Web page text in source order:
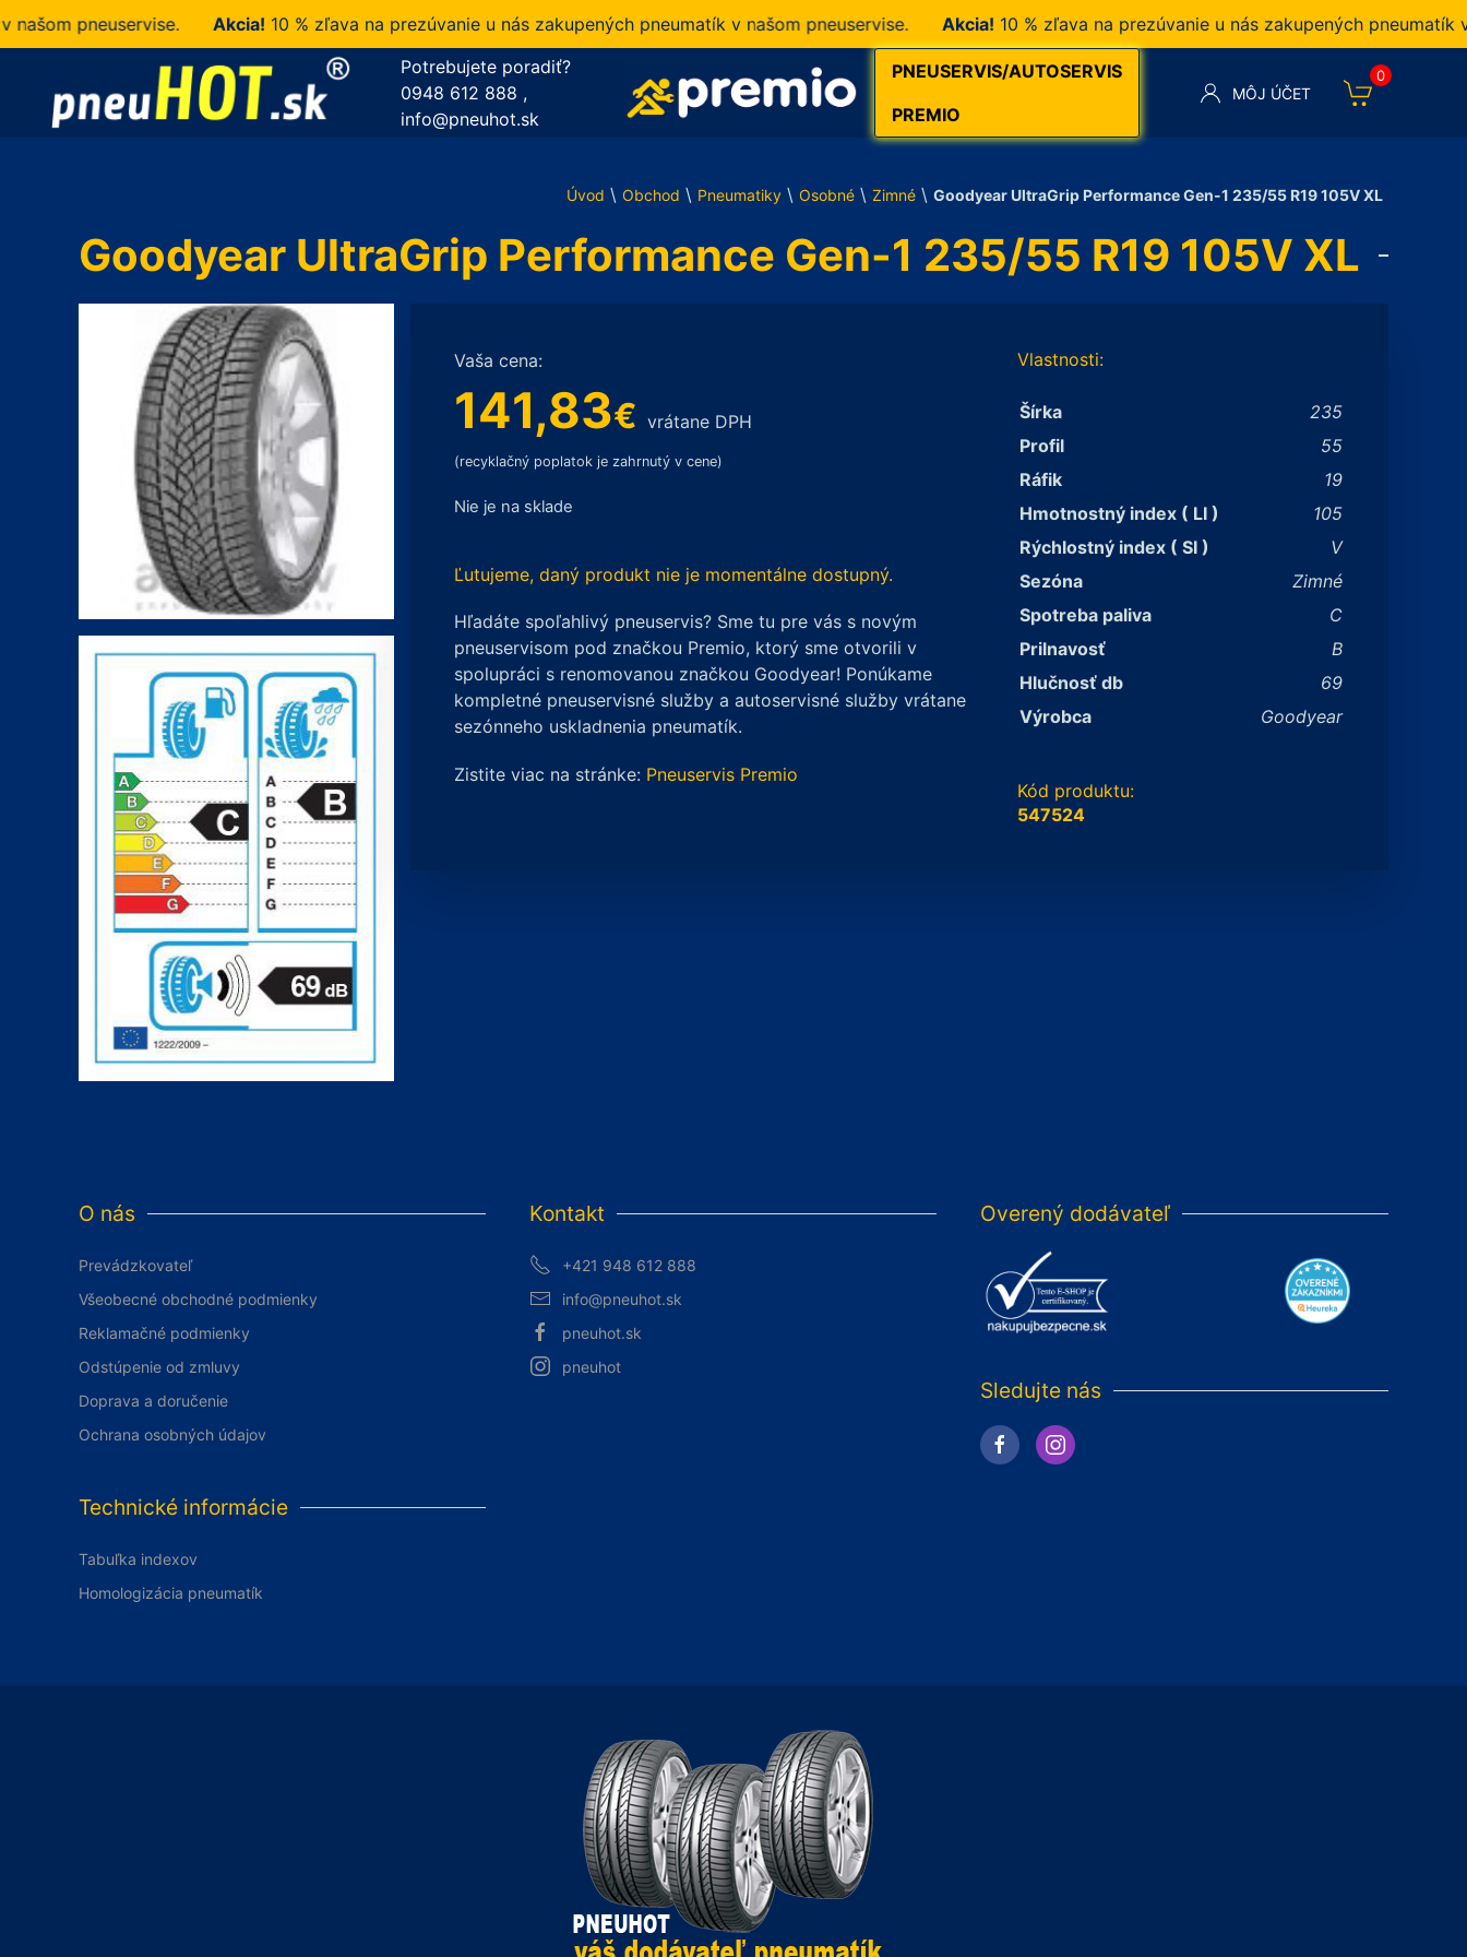
pneuservise. Akcia!10 % zľava na prezúvanie u nás zakupených pneumatík v našom pneuservise. Akcia!10 % zľava na prezúvanie u nás zakupených pneumatík v
Potrebujete poradiť?
0948 612 888 ,
info@pneuhot.sk
PNEUSERVIS/AUTOSERVIS
PREMIO
MÔJ ÚČET
0
Úvod \ Obchod \ Pneumatiky \ Osobné \ Zimné \ Goodyear UltraGrip Performance Gen-1 235/55 R19 105V XL
Goodyear UltraGrip Performance Gen-1 235/55 R19 105V XL
Vaša cena:
141,83€ vrátane DPH
(recyklačný poplatok je zahrnutý v cene)
Nie je na sklade
Ľutujeme, daný produkt nie je momentálne dostupný.
Hľadáte spoľahlivý pneuservis? Sme tu pre vás s novým
pneuservisom pod značkou Premio, ktorý sme otvorili v
spolupráci s renomovanou značkou Goodyear! Ponúkame
kompletné pneuservisné služby a autoservisné služby vrátane
sezónneho uskladnenia pneumatík.
Zistite viac na stránke: Pneuservis Premio
Vlastnosti:
Šírka
235
Profil
55
Ráfik
19
Hmotnostný index ( LI )
105
Rýchlostný index ( SI )
V
Sezóna
Zimné
Spotreba paliva
C
Prilnavosť
B
Hlučnosť db
69
Výrobca
Goodyear
Kód produktu:
547524
O nás
Prevádzkovateľ
Všeobecné obchodné podmienky
Reklamačné podmienky
Odstúpenie od zmluvy
Doprava a doručenie
Ochrana osobných údajov
Technické informácie
Tabuľka indexov
Homologizácia pneumatík
Kontakt
+421 948 612 888
info@pneuhot.sk
pneuhot.sk
pneuhot
Overený dodávateľ
Sledujte nás